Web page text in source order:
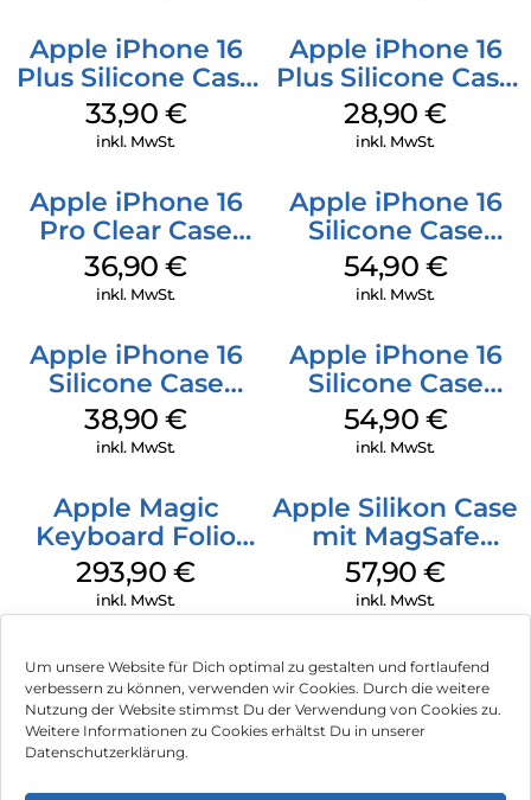
Um unsere Website für Dich optimal zu gestalten und fortlaufend
verbessern zu können, verwenden wir Cookies. Durch die weitere
Nutzung der Website stimmst Du der Verwendung von Cookies zu.
Weitere Informationen zu Cookies erhältst Du in unserer
Datenschutzerklärung.
Apple iPhone 16
Plus Silicone Case
MagSafe Lake
Green
33,90 €
inkl. MwSt.
Apple iPhone 16
Plus Silicone Case
MagSafe Black
28,90€
inkl. MwSt.
Apple iPhone 16
Pro Clear Case
MagSafe
Transparent
36,90€
inkl. MwSt.
Apple iPhone 16
Silicone Case
MagSafe Lake
Green
54,90 €
inkl. MwSt.
Apple iPhone 16
Silicone Case
MagSafe
Ultramarine
38,90€
inkl. MwSt.
Apple iPhone 16
Silicone Case
MagSafe Black
54,90 €
inkl. MwSt.
Apple Magic
Keyboard Folio
iPad 10.9″ (10.Gen.)
Weiß
293,90€
inkl. MwSt.
Apple Silikon Case
mit MagSafe
iPhone 14 Pro
(PRODUCT)RED
57,90€
inkl. MwSt.
Impressum